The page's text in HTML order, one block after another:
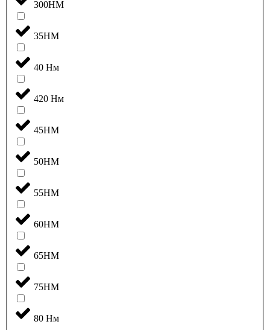
300НМ
35НМ
40 Нм
420 Нм
45НМ
50НМ
55НМ
60НМ
65НМ
75НМ
80 Нм